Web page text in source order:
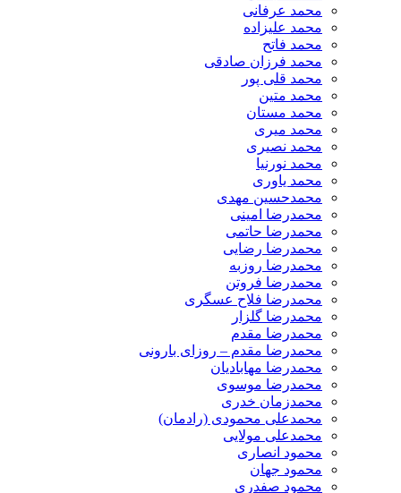
محمد عرفانی
محمد علیزاده
محمد فاتح
محمد فرزان صادقی
محمد قلی پور
محمد متین
محمد مستان
محمد میری
محمد نصیری
محمد نورنیا
محمد یاوری
محمدحسین مهدی
محمدرضا امینی
محمدرضا حاتمی
محمدرضا رضایی
محمدرضا روزبه
محمدرضا فروتن
محمدرضا فلاح عسگری
محمدرضا گلزار
محمدرضا مقدم
محمدرضا مقدم – روزای بارونی
محمدرضا مهابادیان
محمدرضا موسوی
محمدزمان خدری
محمدعلی محمودی (رادمان)
محمدعلی مولایی
محمود انصاری
محمود جهان
محمود صفدری